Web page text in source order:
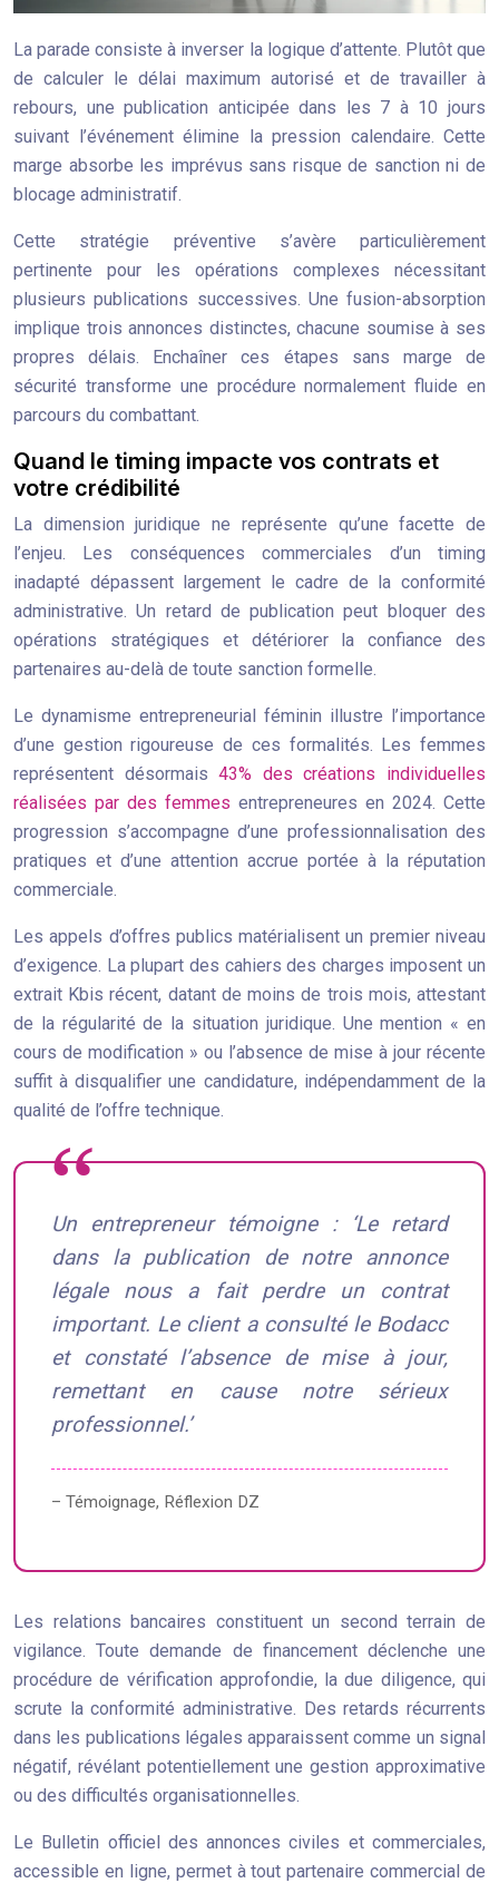
La parade consiste à inverser la logique d’attente. Plutôt que
de calculer le délai maximum autorisé et de travailler à
rebours, une publication anticipée dans les 7 à 10 jours
suivant l’événement élimine la pression calendaire. Cette
marge absorbe les imprévus sans risque de sanction ni de
blocage administratif.
Cette stratégie préventive s’avère particulièrement
pertinente pour les opérations complexes nécessitant
plusieurs publications successives. Une fusion-absorption
implique trois annonces distinctes, chacune soumise à ses
propres délais. Enchaîner ces étapes sans marge de
sécurité transforme une procédure normalement fluide en
parcours du combattant.
Quand le timing impacte vos contrats et
votre crédibilité
La dimension juridique ne représente qu’une facette de
l’enjeu. Les conséquences commerciales d’un timing
inadapté dépassent largement le cadre de la conformité
administrative. Un retard de publication peut bloquer des
opérations stratégiques et détériorer la confiance des
partenaires au-delà de toute sanction formelle.
Le dynamisme entrepreneurial féminin illustre l’importance
d’une gestion rigoureuse de ces formalités. Les femmes
représentent désormais43% des créations individuelles
réalisées par des femmes entrepreneures en 2024. Cette
progression s’accompagne d’une professionnalisation des
pratiques et d’une attention accrue portée à la réputation
commerciale.
Les appels d’offres publics matérialisent un premier niveau
d’exigence. La plupart des cahiers des charges imposent un
extrait Kbis récent, datant de moins de trois mois, attestant
de la régularité de la situation juridique. Une mention « en
cours de modification » ou l’absence de mise à jour récente
suffit à disqualifier une candidature, indépendamment de la
qualité de l’offre technique.
Un entrepreneur témoigne : ‘Le retard
dans la publication de notre annonce
légale nous a fait perdre un contrat
important. Le client a consulté le Bodacc
et constaté l’absence de mise à jour,
remettant en cause notre sérieux
professionnel.’
– Témoignage, Réflexion DZ
Les relations bancaires constituent un second terrain de
vigilance. Toute demande de financement déclenche une
procédure de vérification approfondie, la due diligence, qui
scrute la conformité administrative. Des retards récurrents
dans les publications légales apparaissent comme un signal
négatif, révélant potentiellement une gestion approximative
ou des difficultés organisationnelles.
Le Bulletin officiel des annonces civiles et commerciales,
accessible en ligne, permet à tout partenaire commercial de